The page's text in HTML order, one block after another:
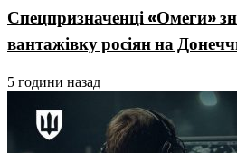
Спецпризначенці «Омеги»
вантажівку росіян на
5 години назад